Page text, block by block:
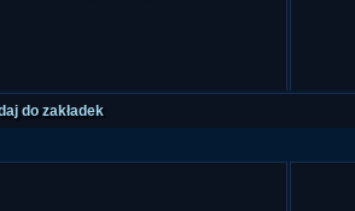
do zakładek